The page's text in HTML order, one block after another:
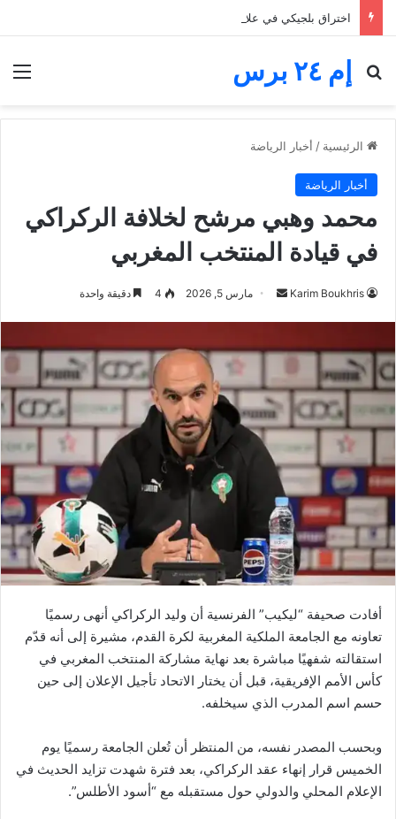
إم ٢٤ برس
بحث عن
الرئيسية / أخبار الرياضة
أخبار الرياضة
محمد وهبي مرشح لخلافة الركراكي
في قيادة المنتخب المغربي
Karim Boukhris
أرسل مارس 5, 2026 4 دقيقة واحدة
أفادت صحيفة “ليكيب” الفرنسية أن وليد الركراكي أنهى رسميًا
تعاونه مع الجامعة الملكية المغربية لكرة القدم، مشيرة إلى أنه قدّم
استقالته شفهيًا مباشرة بعد نهاية مشاركة المنتخب المغربي في
كأس الأمم الإفريقية، قبل أن يختار الاتحاد تأجيل الإعلان إلى حين
حسم اسم المدرب الذي سيخلفه.
وبحسب المصدر نفسه، من المنتظر أن تُعلن الجامعة رسميًا يوم
الخميس قرار إنهاء عقد الركراكي، بعد فترة شهدت تزايد الحديث في
الإعلام المحلي والدولي حول مستقبله مع “أسود الأطلس”.